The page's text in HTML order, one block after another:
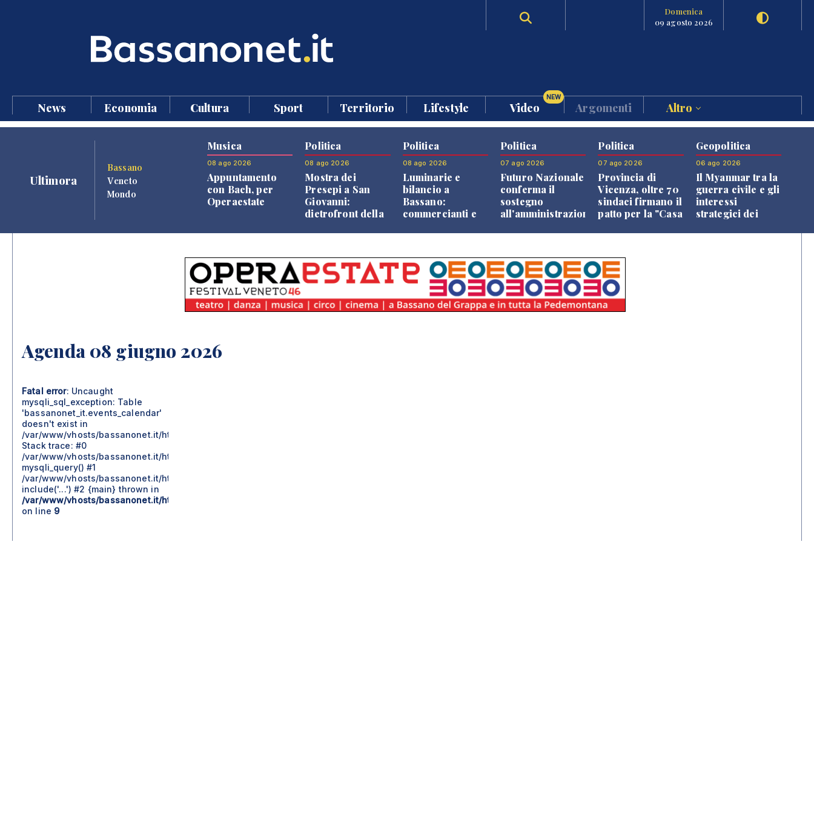
Domenica
09 agosto 2026
News Economia Cultura Sport Territorio Lifestyle Video
NEW
Argomenti Altro
Ultimora
Bassano
Veneto
Mondo
Musica
08 ago 2026
Appuntamento
con Bach, per
Operaestate
Politica
08 ago 2026
Mostra dei
Presepi a San
Giovanni:
dietrofront della
Politica
08 ago 2026
Luminarie e
bilancio a
Bassano:
commercianti e
Politica
07 ago 2026
Futuro Nazionale
conferma il
sostegno
all'amministrazione
Politica
07 ago 2026
Provincia di
Vicenza, oltre 70
sindaci firmano il
patto per la "Casa
Geopolitica
06 ago 2026
Il Myanmar tra la
guerra civile e gli
interessi
strategici dei
Agenda 08 giugno 2026
Fatal error: Uncaught
mysqli_sql_exception: Table
'bassanonet_it.events_calendar'
doesn't exist in
/var/www/vhosts/bassanonet.it/httpdocs/include/moduli/box_agenda.php:9
Stack trace: #0
/var/www/vhosts/bassanonet.it/httpdocs/include/moduli/box_agenda.php(9):
mysqli_query() #1
/var/www/vhosts/bassanonet.it/httpdocs/agenda.php(57):
include('...') #2 {main} thrown in
/var/www/vhosts/bassanonet.it/httpdocs/include/moduli/box_agenda.php
on line 9